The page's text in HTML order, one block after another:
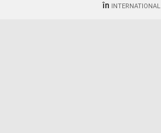
în INTERNATIONAL